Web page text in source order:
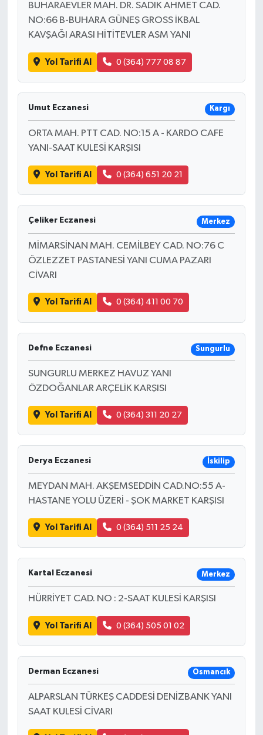
BUHARAEVLER MAH. DR. SADIK AHMET CAD.
NO:66 B-BUHARA GÜNEŞ GROSS İKBAL
KAVŞAĞI ARASI HİTİTEVLER ASM YANI
Yol Tarifi Al 0 (364) 777 08 87
Umut Eczanesi Kargı
ORTA MAH. PTT CAD. NO:15 A - KARDO CAFE
YANI-SAAT KULESİ KARŞISI
Yol Tarifi Al 0 (364) 651 20 21
Çeliker Eczanesi Merkez
MİMARSİNAN MAH. CEMİLBEY CAD. NO:76 C
ÖZLEZZET PASTANESİ YANI CUMA PAZARI
CİVARI
Yol Tarifi Al 0 (364) 411 00 70
Defne Eczanesi Sungurlu
SUNGURLU MERKEZ HAVUZ YANI
ÖZDOĞANLAR ARÇELİK KARŞISI
Yol Tarifi Al 0 (364) 311 20 27
Derya Eczanesi İskilip
MEYDAN MAH. AKŞEMSEDDİN CAD.NO:55 A-
HASTANE YOLU ÜZERİ - ŞOK MARKET KARŞISI
Yol Tarifi Al 0 (364) 511 25 24
Kartal Eczanesi Merkez
HÜRRİYET CAD. NO : 2-SAAT KULESİ KARŞISI
Yol Tarifi Al 0 (364) 505 01 02
Derman Eczanesi Osmancık
ALPARSLAN TÜRKEŞ CADDESİ DENİZBANK YANI
SAAT KULESİ CİVARI